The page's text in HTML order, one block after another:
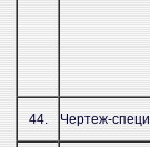
44. Чертеж-